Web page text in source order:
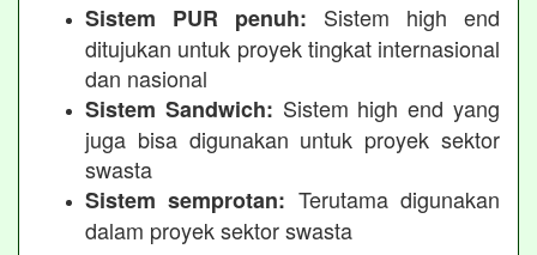
Sistem PUR penuh: Sistem high end
ditujukan untuk proyek tingkat internasional
dan nasional
Sistem Sandwich: Sistem high end yang
juga bisa digunakan untuk proyek sektor
swasta
Sistem semprotan: Terutama digunakan
dalam proyek sektor swasta